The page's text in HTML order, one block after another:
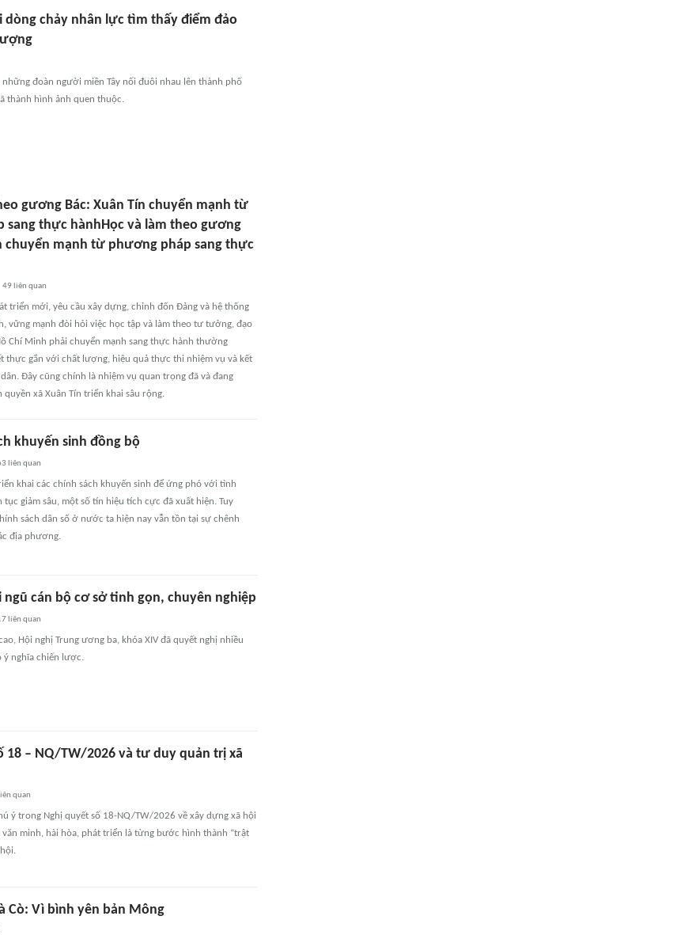
dòng chảy nhân lực tìm thấy điểm đảo
những đoàn người miền Tây nối đuôi nhau lên thành phố
thành hình ảnh quen thuộc.
gương Bác: Xuân Tín chuyển mạnh từ
sang thực hànhHọc và làm theo gương
chuyển mạnh từ phương pháp sang thực
49 liên quan
triển mới, yêu cầu xây dựng, chỉnh đốn Đảng và hệ thống
vững mạnh đòi hỏi việc học tập và làm theo tư tưởng, đạo
Chí Minh phải chuyển mạnh sang thực hành thường
thực gắn với chất lượng, hiệu quả thực thi nhiệm vụ và kết
Đây cũng chính là nhiệm vụ quan trọng đã và đang
xã Xuân Tín triển khai sâu rộng.
khuyến sinh đồng bộ
liên quan
khai các chính sách khuyến sinh để ứng phó với tình
tục giảm sâu, một số tín hiệu tích cực đã xuất hiện. Tuy
sách dân số ở nước ta hiện nay vẫn tồn tại sự chênh
địa phương.
ngũ cán bộ cơ sở tinh gọn, chuyên nghiệp
liên quan
Hội nghị Trung ương ba, khóa XIV đã quyết nghị nhiều
nghĩa chiến lược.
18 – NQ/TW/2026 và tư duy quản trị xã
liên quan
ý trong Nghị quyết số 18-NQ/TW/2026 về xây dựng xã hội
văn minh, hài hòa, phát triển là từng bước hình thành “trật
Cò: Vì bình yên bản Mông